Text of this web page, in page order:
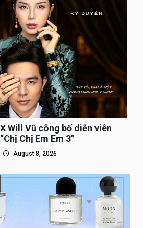
Will Vũ công bố diễn viên
Chị Em Em 3″
August 8, 2026